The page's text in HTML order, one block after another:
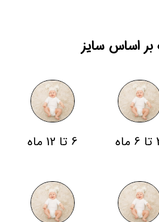
6 تا 12 ماه
بر اساس سایز